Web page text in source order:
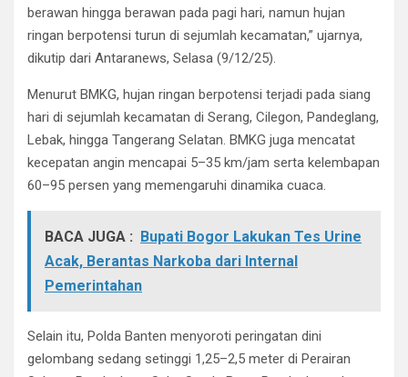
berawan hingga berawan pada pagi hari, namun hujan
ringan berpotensi turun di sejumlah kecamatan,” ujarnya,
dikutip dari Antaranews, Selasa (9/12/25).
Menurut BMKG, hujan ringan berpotensi terjadi pada siang
hari di sejumlah kecamatan di Serang, Cilegon, Pandeglang,
Lebak, hingga Tangerang Selatan. BMKG juga mencatat
kecepatan angin mencapai 5–35 km/jam serta kelembapan
60–95 persen yang memengaruhi dinamika cuaca.
BACA JUGA : Bupati Bogor Lakukan Tes Urine
Acak, Berantas Narkoba dari Internal
Pemerintahan
Selain itu, Polda Banten menyoroti peringatan dini
gelombang sedang setinggi 1,25–2,5 meter di Perairan